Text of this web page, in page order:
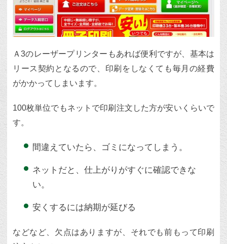
Ａ3のレーザープリンターもあれば便利ですが、基本は
リース契約となるので、印刷をしなくても毎月の経費
がかかってしまいます。
100枚単位でもネットで印刷注文した方が安いくらいで
す。
間違えていたら、ゴミになってしまう。
ネットだと、仕上がりがすぐに確認できな
い。
安くするには納期が延びる
などなど、欠点はありますが、それでも前もって印刷